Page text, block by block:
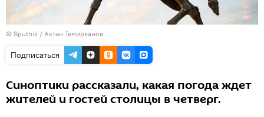
© Sputnik / Актан Темирканов
Подписаться
Синоптики рассказали, какая погода ждет
жителей и гостей столицы в четверг.